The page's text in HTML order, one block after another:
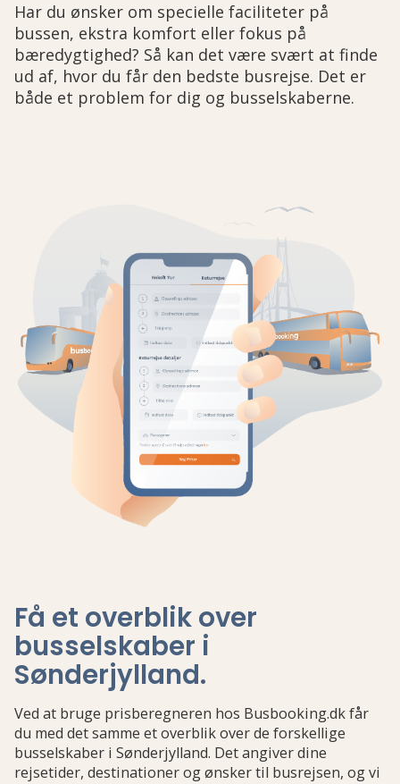
Har du ønsker om specielle faciliteter på
bussen, ekstra komfort eller fokus på
bæredygtighed? Så kan det være svært at finde
ud af, hvor du får den bedste busrejse. Det er
både et problem for dig og busselskaberne.
Få et overblik over
busselskaber i
Sønderjylland.
Ved at bruge prisberegneren hos Busbooking.dk får
du med det samme et overblik over de forskellige
busselskaber i Sønderjylland. Det angiver dine
rejsetider, destinationer og ønsker til busrejsen, og vi